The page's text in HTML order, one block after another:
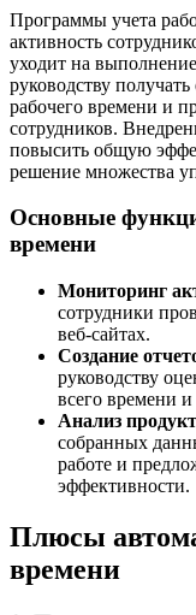
Программы учета
активность
уходит на
руководству
рабочего времени и
сотрудников.
повысить общую
решение множества
Основные
времени
Мониторинг
сотрудники
веб-сайтах.
Создание
руководству
всего времени
Анализ
собранных
работе и
эффективности.
Плюсы
времени